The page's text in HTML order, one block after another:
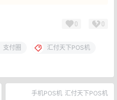
0 0
支付圈 汇付天下POS机
手机POS机 汇付天下POS机